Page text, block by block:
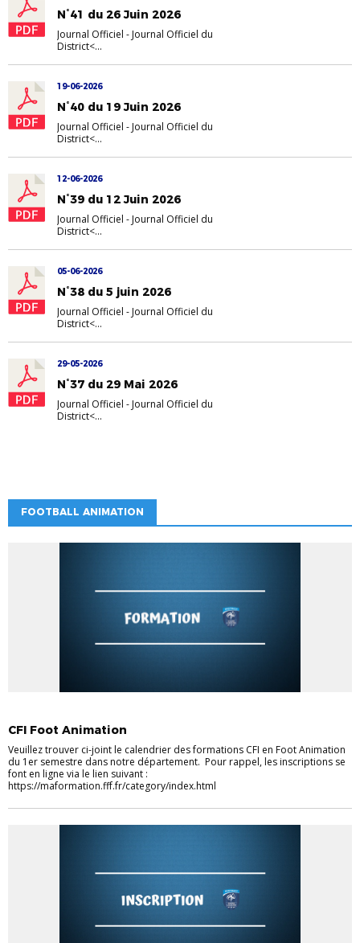
N°41 du 26 Juin 2026
Journal Officiel - Journal Officiel du
District<...
19-06-2026
N°40 du 19 Juin 2026
Journal Officiel - Journal Officiel du
District<...
12-06-2026
N°39 du 12 Juin 2026
Journal Officiel - Journal Officiel du
District<...
05-06-2026
N°38 du 5 juin 2026
Journal Officiel - Journal Officiel du
District<...
29-05-2026
N°37 du 29 Mai 2026
Journal Officiel - Journal Officiel du
District<...
FOOTBALL ANIMATION
CFI Foot Animation
Veuillez trouver ci-joint le calendrier des formations CFI en Foot Animation
du 1er semestre dans notre département. Pour rappel, les inscriptions se
font en ligne via le lien suivant :
https://maformation.fff.fr/category/index.html